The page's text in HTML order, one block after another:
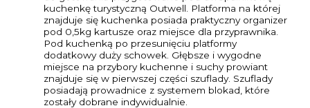
kuchenkę turystyczną Outwell. Platforma na której
znajduje się kuchenka posiada praktyczny organizer
pod 0,5kg kartusze oraz miejsce dla przyprawnika.
Pod kuchenką po przesunięciu platformy
dodatkowy duży schowek. Głębsze i wygodne
miejsce na przybory kuchenne i suchy prowiant
znajduje się w pierwszej części szuflady. Szuflady
posiadają prowadnice z systemem blokad, które
zostały dobrane indywidualnie.